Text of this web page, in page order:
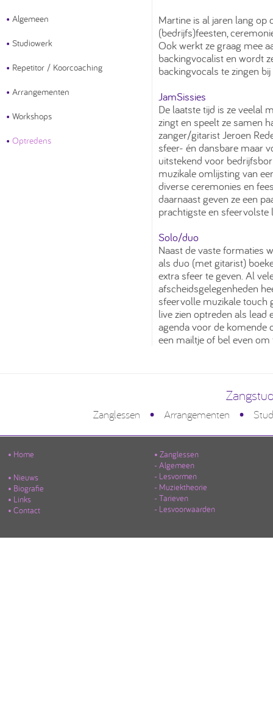
• Algemeen
• Studiowerk
• Repetitor / Koorcoaching
• Arrangementen
• Workshops
• Optredens
Martine is al jaren lang op
(bedrijfs)feesten,
Ook werkt ze graag mee
backingvocalist en wordt
backingvocals te zingen
JamSissies
De laatste tijd is ze veelal
zingt en speelt ze samen
zanger/gitarist Jeroen
sfeer- én dansbare maar
uitstekend voor
muzikale omlijsting van
diverse ceremonies en
daarnaast geven ze een
prachtigste en
Solo/duo
Naast de vaste formaties
als duo (met gitarist)
extra sfeer te geven. Al
afscheidsgelegenheden
sfeervolle muzikale touch
live zien optreden als
agenda voor de komende
een mailtje of bel even
Zanglessen • Arrangementen •
• Home
• Nieuws
• Biografie
• Links
• Contact
• Zanglessen
- Algemeen
- Lesvormen
- Muziektheorie
- Tarieven
- Lesvoorwaarden